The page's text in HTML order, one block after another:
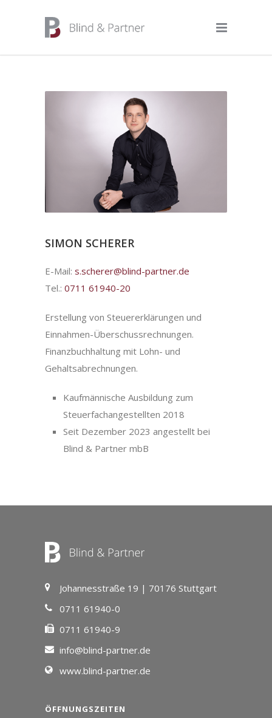
SIMON SCHERER
E-Mail: s.scherer@blind-partner.de
Tel.: 0711 61940-20
Erstellung von Steuererklärungen und
Einnahmen-Überschussrechnungen.
Finanzbuchhaltung mit Lohn- und
Gehaltsabrechnungen.
Kaufmännische Ausbildung zum
Steuerfachangestellten 2018
Seit Dezember 2023 angestellt bei
Blind & Partner mbB
Johannesstraße 19 | 70176 Stuttgart
0711 61940-0
0711 61940-9
info@blind-partner.de
www.blind-partner.de
ÖFFNUNGSZEITEN